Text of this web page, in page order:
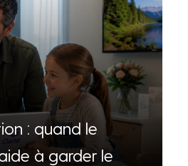
: quand le
à garder le